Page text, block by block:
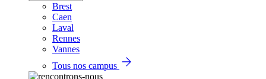
Brest
Caen
Laval
Rennes
Vannes
Tous nos campus